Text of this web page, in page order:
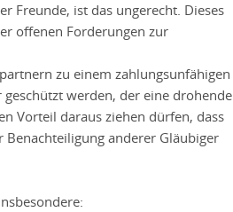
Freunde, ist das ungerecht. Dieses
offenen Forderungen zur
zu einem zahlungsunfähigen
werden, der eine drohende
Vorteil daraus ziehen dürfen, dass
anderer Gläubiger